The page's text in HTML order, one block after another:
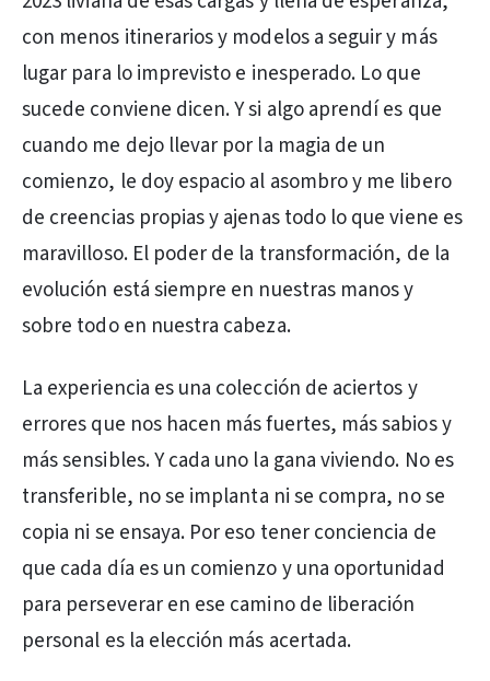
con menos itinerarios y modelos a seguir y más
lugar para lo imprevisto e inesperado. Lo que
sucede conviene dicen. Y si algo aprendí es que
cuando me dejo llevar por la magia de un
comienzo, le doy espacio al asombro y me libero
de creencias propias y ajenas todo lo que viene es
maravilloso. El poder de la transformación, de la
evolución está siempre en nuestras manos y
sobre todo en nuestra cabeza.
La experiencia es una colección de aciertos y
errores que nos hacen más fuertes, más sabios y
más sensibles. Y cada uno la gana viviendo. No es
transferible, no se implanta ni se compra, no se
copia ni se ensaya. Por eso tener conciencia de
que cada día es un comienzo y una oportunidad
para perseverar en ese camino de liberación
personal es la elección más acertada.